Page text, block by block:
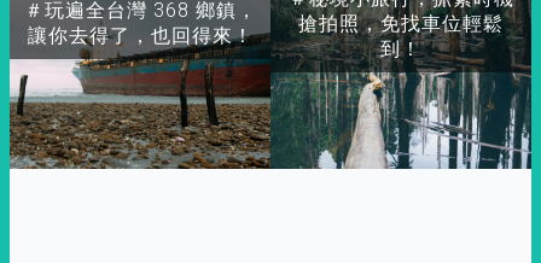
＃玩遍全台灣 368 鄉鎮，
讓你去得了，也回得來！
搶拍照，免找車位輕鬆
到！